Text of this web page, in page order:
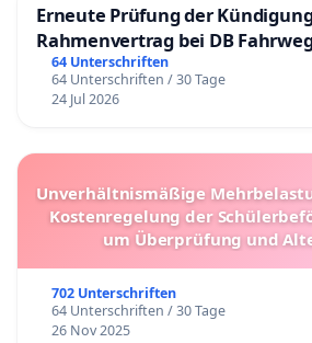
Erneute Prüfung der
Rahmenvertrag bei DB
64 Unterschriften
64 Unterschriften / 30 Tage
24 Jul 2026
Unverhältnismäßige
Kostenregelung der
um Überprüfung und
702 Unterschriften
64 Unterschriften / 30 Tage
26 Nov 2025